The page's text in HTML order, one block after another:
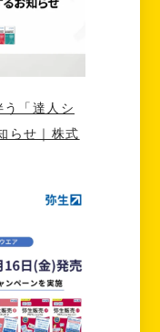
「達人シ
らせ｜株式